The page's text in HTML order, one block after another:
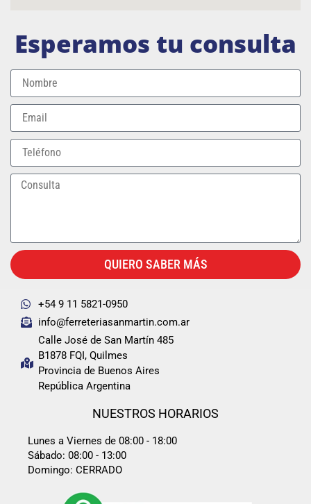
Esperamos tu consulta
QUIERO SABER MÁS
+54 9 11 5821-0950
info@ferreteriasanmartin.com.ar
Calle José de San Martín 485
B1878 FQI, Quilmes
Provincia de Buenos Aires
República Argentina
NUESTROS HORARIOS
Lunes a Viernes de 08:00 - 18:00
Sábado: 08:00 - 13:00
Domingo: CERRADO